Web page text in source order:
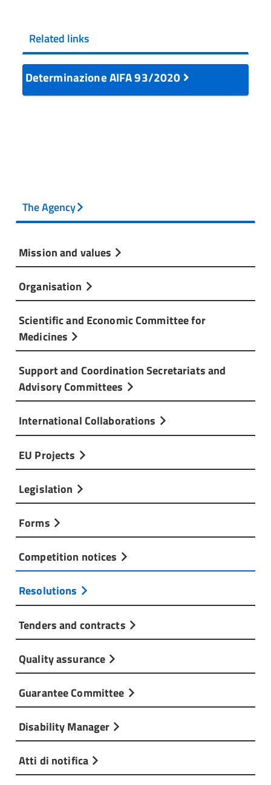
Related links
Determinazione AIFA 93/2020
The Agency
Mission and values
Organisation
Scientific and Economic Committee for
Medicines
Support and Coordination Secretariats and
Advisory Committees
International Collaborations
EU Projects
Legislation
Forms
Competition notices
Resolutions
Tenders and contracts
Quality assurance
Guarantee Committee
Disability Manager
Atti di notifica